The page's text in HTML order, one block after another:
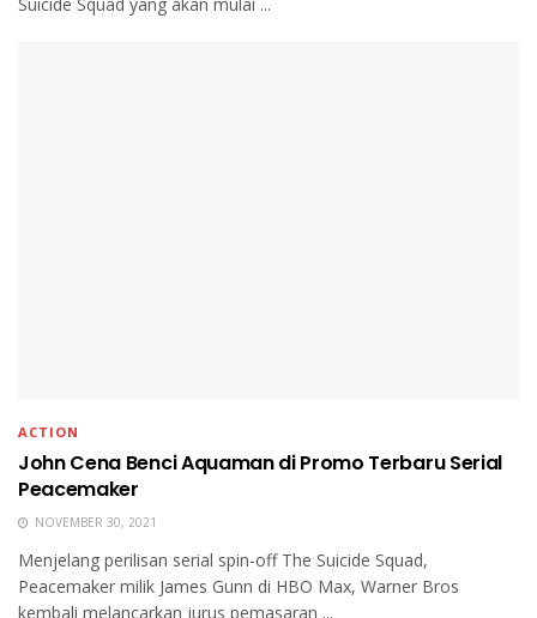
ACTION
John Cena Benci Aquaman di Promo Terbaru Serial
Peacemaker
NOVEMBER 30, 2021
Menjelang perilisan serial spin-off The Suicide Squad,
Peacemaker milik James Gunn di HBO Max, Warner Bros
kembali melancarkan jurus pemasaran ...